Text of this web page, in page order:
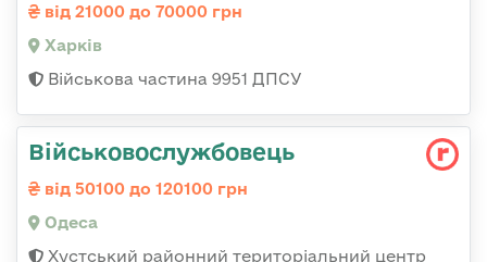
від 21000 до 70000 грн
Харків
Військова частина 9951 ДПСУ
Військовослужбовець
від 50100 до 120100 грн
Одеса
Хустський районний територіальний центр